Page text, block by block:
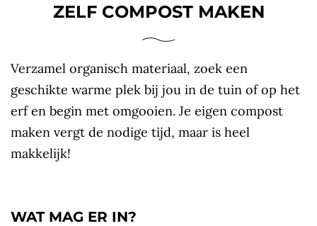
ZELF COMPOST MAKEN
Verzamel organisch materiaal, zoek een
geschikte warme plek bij jou in de tuin of op het
erf en begin met omgooien. Je eigen compost
maken vergt de nodige tijd, maar is heel
makkelijk!
WAT MAG ER IN?